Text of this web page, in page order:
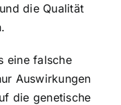
die Qualität
eine falsche
Auswirkungen
die genetische